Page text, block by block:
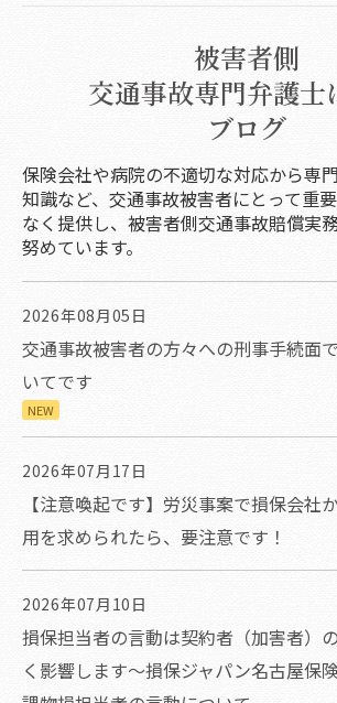
被害者側
交通事故専門弁護士
ブログ
保険会社や病院の不適切な対応から専
知識など、交通事故被害者にとって重
なく提供し、被害者側交通事故賠償実
努めています。
2026年08月05日
交通事故被害者の方々への刑事手続面
いてです
NEW
2026年07月17日
【注意喚起です】労災事案で損保会社
用を求められたら、要注意です！
2026年07月10日
損保担当者の言動は契約者（加害者）
く影響します～損保ジャパン名古屋保